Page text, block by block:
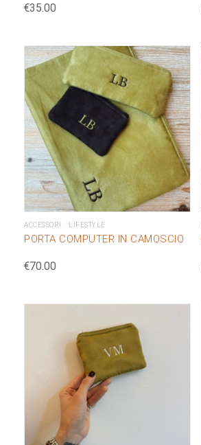
€35.00
ACCESSORI LIFESTYLE
PORTA COMPUTER IN CAMOSCIO
€70.00